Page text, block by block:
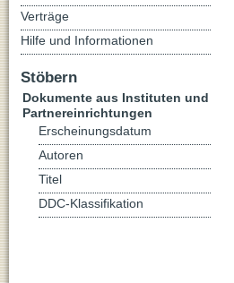
Verträge
Hilfe und Informationen
Stöbern
Dokumente aus Instituten und
Partnereinrichtungen
Erscheinungsdatum
Autoren
Titel
DDC-Klassifikation